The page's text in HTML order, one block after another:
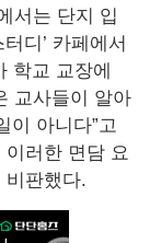
서는 단지 입
디’ 카페에서
학교 교장에
교사들이 알아
이 아니다”고
러한 면담 요
비판했다.